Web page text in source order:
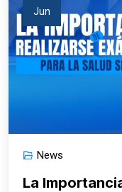
Jun
News
La